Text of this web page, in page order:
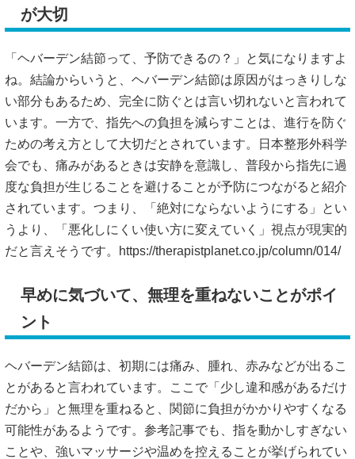
が大切
「ヘバーデン結節って、予防できるの？」と気になりますよ
ね。結論からいうと、ヘバーデン結節は原因がはっきりしな
い部分もあるため、完全に防ぐとは言い切れないと言われて
います。一方で、指先への負担を減らすことは、進行を防ぐ
ための考え方として大切だとされています。日本整形外科学
会でも、痛みがあるときは安静を意識し、普段から指先に過
度な負担が生じることを避けることが予防につながると紹介
されています。つまり、「絶対にならないようにする」とい
うより、「悪化しにくい使い方に変えていく」視点が現実的
だと言えそうです。
https://therapistplanet.co.jp/column/014/
早めに気づいて、無理を重ねないことがポイ
ント
ヘバーデン結節は、初期には痛み、腫れ、赤みなどが出るこ
とがあると言われています。ここで「少し違和感があるだけ
だから」と無理を重ねると、関節に負担がかかりやすくなる
可能性があるようです。参考記事でも、指を動かしすぎない
ことや、強いマッサージや温めを控えることが挙げられてい